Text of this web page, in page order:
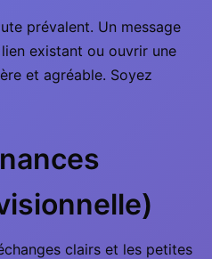
prévalent. Un message
existant ou ouvrir une
et agréable. Soyez
clairs et les petites